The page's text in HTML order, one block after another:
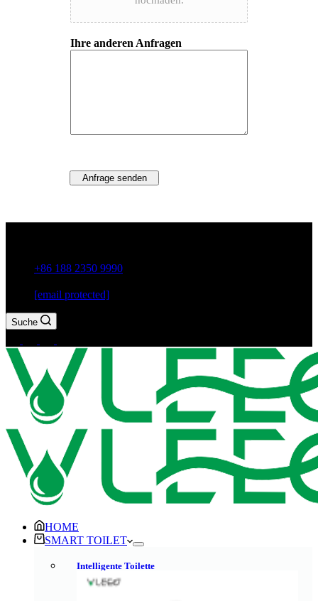
Ihre anderen Anfragen
Anfrage senden
+86 188 2350 9990
[email protected]
Suche
HOME
SMART TOILET
Intelligente Toilette